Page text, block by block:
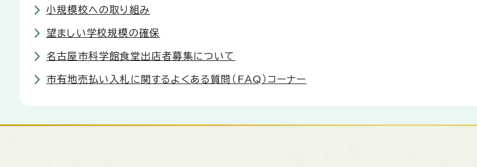
小規模校への取り組み
望ましい学校規模の確保
名古屋市科学館食堂出店者募集について
市有地売払い入札に関するよくある質問（FAQ）コーナー